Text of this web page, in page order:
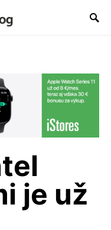
je už